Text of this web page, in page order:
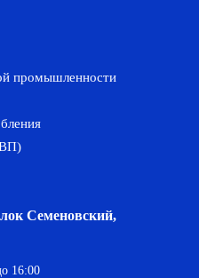
промышленности
Семеновский,
16:00